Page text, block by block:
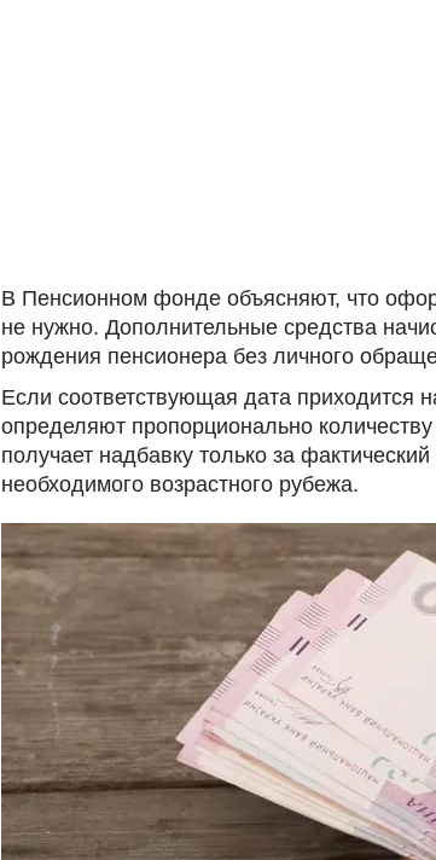
В Пенсионном фонде объясняют, что
не нужно. Дополнительные средства
рождения пенсионера без личного
Если соответствующая дата приходится
определяют пропорционально
получает надбавку только за
необходимого возрастного рубежа.